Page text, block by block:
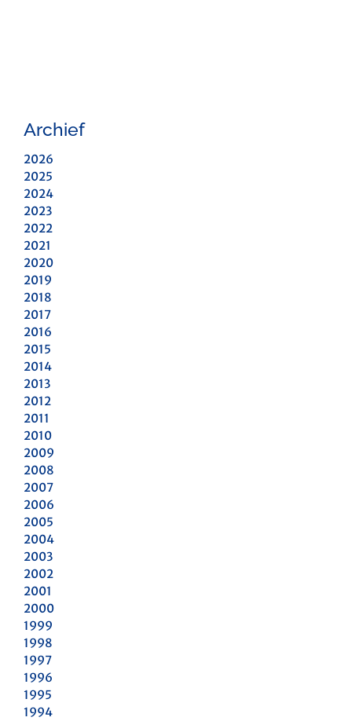
Archief
2026
2025
2024
2023
2022
2021
2020
2019
2018
2017
2016
2015
2014
2013
2012
2011
2010
2009
2008
2007
2006
2005
2004
2003
2002
2001
2000
1999
1998
1997
1996
1995
1994